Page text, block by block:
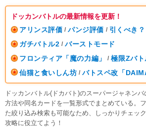
ドッカンバトルの最新情報を更新！
アリンス評価 / パンジ評価 / 引くべき？
ガチバトル2 / バーストモード
フロンティア「魔の力編」
/ 極限Zバト
仙猫と食いしん坊 / バトスペ改「
ドッカンバトル(ドカバト)のスーパージャネン
方法や同名カードを一覧形式でまとめている。
た絞り込み検索も可能なため、しっかりチェッ
攻略に役立てよう！